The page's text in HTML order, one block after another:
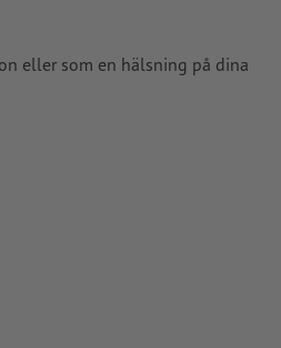
eller som en hälsning på dina